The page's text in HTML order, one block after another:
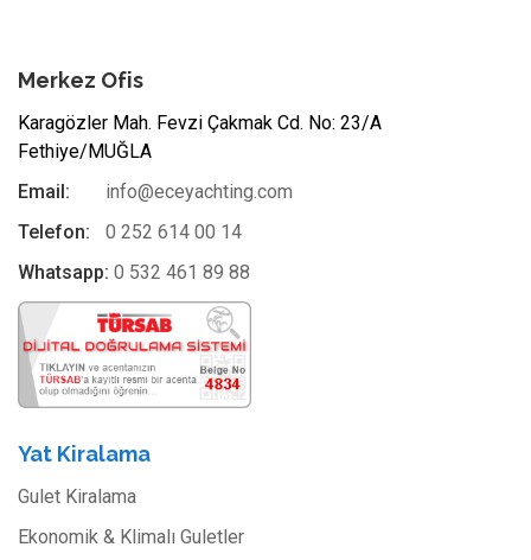
Merkez Ofis
Karagözler Mah. Fevzi Çakmak Cd. No: 23/A
Fethiye/MUĞLA
Email:
info@eceyachting.com
Telefon:
0 252 614 00 14
Whatsapp: 0 532 461 89 88
Yat Kiralama
Gulet Kiralama
Ekonomik & Klimalı Guletler